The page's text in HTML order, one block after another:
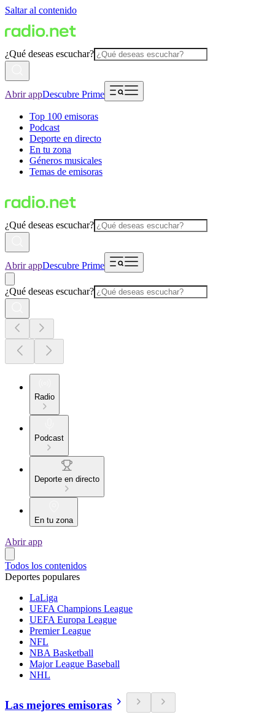
Saltar al contenido
¿Qué deseas escuchar?
Abrir appDescubre Prime
Top 100 emisoras
Podcast
Deporte en directo
En tu zona
Géneros musicales
Temas de emisoras
¿Qué deseas escuchar?
Abrir appDescubre Prime
¿Qué deseas escuchar?
Radio
Podcast
Deporte en directo
En tu zona
Abrir app
Todos los contenidos
Deportes populares
LaLiga
UEFA Champions League
UEFA Europa League
Premier League
NFL
NBA Basketball
Major League Baseball
NHL
Las mejores emisoras